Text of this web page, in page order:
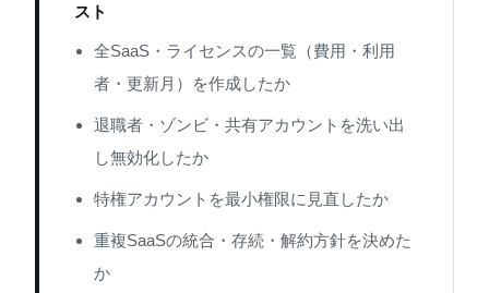
スト
全SaaS・ライセンスの一覧（費用・利用
者・更新月）を作成したか
退職者・ゾンビ・共有アカウントを洗い出
し無効化したか
特権アカウントを最小権限に見直したか
重複SaaSの統合・存続・解約方針を決めた
か